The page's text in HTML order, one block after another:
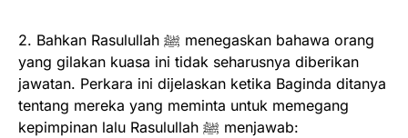
2. Bahkan Rasulullah ﷺ menegaskan bahawa orang
yang gilakan kuasa ini tidak seharusnya diberikan
jawatan. Perkara ini dijelaskan ketika Baginda ditanya
tentang mereka yang meminta untuk memegang
kepimpinan lalu Rasulullah ﷺ menjawab: